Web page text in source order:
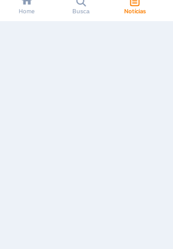
Home Busca Notícias